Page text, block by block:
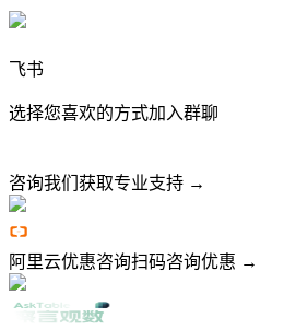
飞书
选择您喜欢的方式加入群聊
咨询我们 获取专业支持 →
阿里云优惠咨询扫码咨询优惠 →